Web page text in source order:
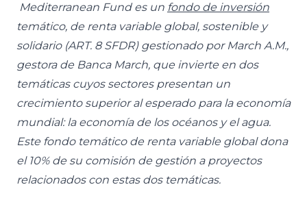
Mediterranean Fund es un fondo de inversión
temático, de renta variable global, sostenible y
solidario (ART. 8 SFDR) gestionado por March A.M.,
gestora de Banca March, que invierte en dos
temáticas cuyos sectores presentan un
crecimiento superior al esperado para la economía
mundial: la economía de los océanos y el agua.
Este fondo temático de renta variable global dona
el 10% de su comisión de gestión a proyectos
relacionados con estas dos temáticas.